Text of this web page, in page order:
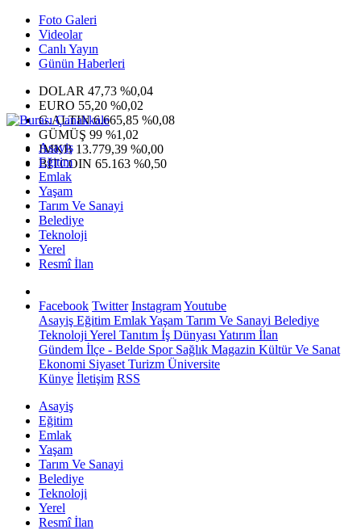
Foto Galeri
Videolar
Canlı Yayın
Günün Haberleri
DOLAR 47,73 %0,04
EURO 55,20 %0,02
G.ALTIN6.665,85 %0,08
GÜMÜŞ 99 %1,02
IMKB 13.779,39 %0,00
BITCOIN 65.163 %0,50
Asayiş
Eğitim
Emlak
Yaşam
Tarım Ve Sanayi
Belediye
Teknoloji
Yerel
Resmî İlan
Facebook Twitter InstagramYoutube
Asayiş Eğitim EmlakYaşam Tarım Ve Sanayi Belediye
Teknoloji Yerel Tanıtım İş Dünyası Yatırım İlan
Gündem İlçe - Belde SporSağlık Magazin Kültür Ve Sanat
Ekonomi Siyaset Turizm Üniversite
Künye İletişim RSS
Asayiş
Eğitim
Emlak
Yaşam
Tarım Ve Sanayi
Belediye
Teknoloji
Yerel
Resmî İlan